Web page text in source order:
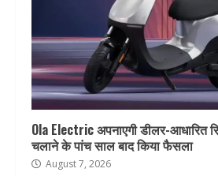
Ola Electric अपनाएगी डीलर-आधारित
चलाने के पांच साल बाद किया फैसला
August 7, 2026